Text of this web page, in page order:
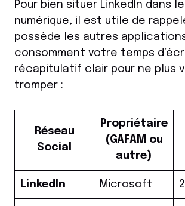
Pour bien situer LinkedIn dans
numérique, il est utile de
possède les autres
consomment votre temps
récapitulatif clair pour ne plus
tromper :
Réseau
Social
Propriétaire
(GAFAM ou
autre)
LinkedIn Microsoft